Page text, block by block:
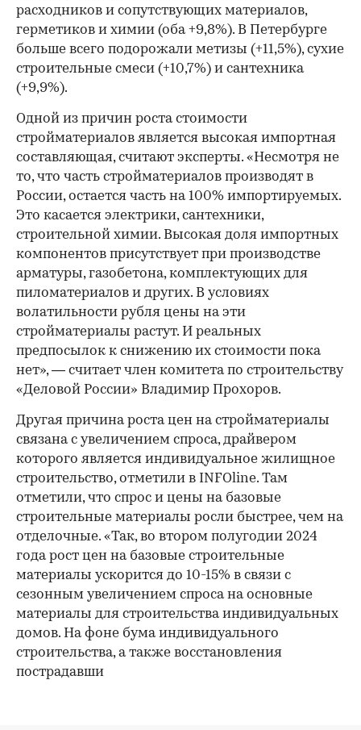
расходников и сопутствующих материалов,
герметиков и химии (оба +9,8%). В Петербурге
больше всего подорожали метизы (+11,5%), сухие
строительные смеси (+10,7%) и сантехника
(+9,9%).
Одной из причин роста стоимости
стройматериалов является высокая импортная
составляющая, считают эксперты. «Несмотря не
то, что часть стройматериалов производят в
России, остается часть на 100% импортируемых.
Это касается электрики, сантехники,
строительной химии. Высокая доля импортных
компонентов присутствует при производстве
арматуры, газобетона, комплектующих для
пиломатериалов и других. В условиях
волатильности рубля цены на эти
стройматериалы растут. И реальных
предпосылок к снижению их стоимости пока
нет», — считает член комитета по строительству
«Деловой России» Владимир Прохоров.
Другая причина роста цен на стройматериалы
связана с увеличением спроса, драйвером
которого является индивидуальное жилищное
строительство, отметили в INFOline. Там
отметили, что спрос и цены на базовые
строительные материалы росли быстрее, чем на
отделочные. «Так, во втором полугодии 2024
года рост цен на базовые строительные
материалы ускорится до 10-15% в связи с
сезонным увеличением спроса на основные
материалы для строительства индивидуальных
домов. На фоне бума индивидуального
строительства, а также восстановления
пострадавши